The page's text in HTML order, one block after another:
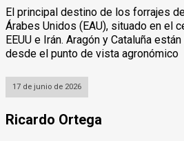
El principal destino de los forrajes
Árabes Unidos (EAU), situado en el
EEUU e Irán. Aragón y Cataluña
desde el punto de vista agronómico
17 de junio de 2026
Ricardo Ortega